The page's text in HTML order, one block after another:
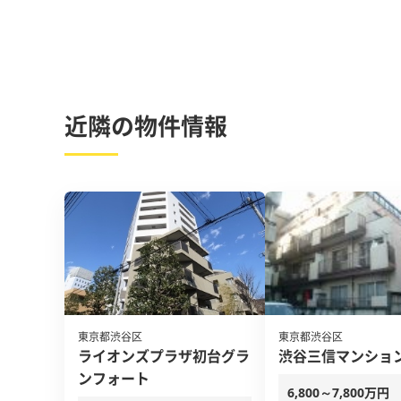
近隣の物件情報
東京都渋谷区
ライオンズプラザ初台グラ
ンフォート
東京都渋谷区
渋谷三信マンショ
6,800～7,800万円